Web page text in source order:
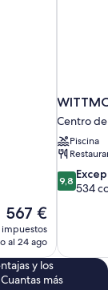
El
precio
actual
de
567 €
567 €
impuestos
al 24 ago
Centro
Piscina
9.8
sobre
9,8
534
y los
más